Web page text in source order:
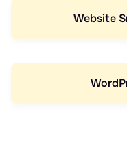
Website